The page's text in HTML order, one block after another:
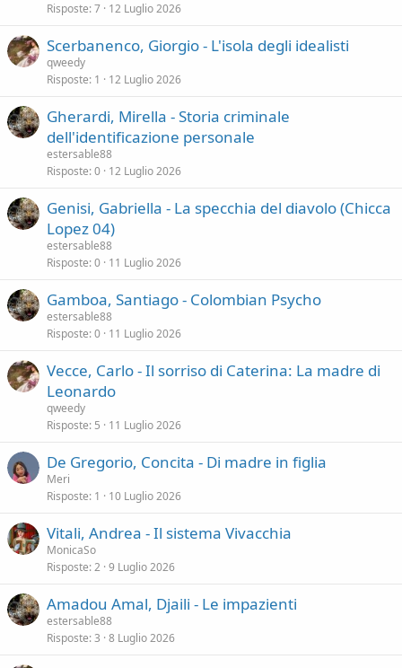
Risposte 7 12 Luglio 2026
Scerbanenco, Giorgio - L'isola degli idealisti
qweedy
Risposte 1 12 Luglio 2026
Gherardi, Mirella - Storia criminale
dell'identificazione personale
estersable88
Risposte 0 12 Luglio 2026
Genisi, Gabriella - La specchia del diavolo (Chicca
Lopez 04)
estersable88
Risposte 0 11 Luglio 2026
Gamboa, Santiago - Colombian Psycho
estersable88
Risposte 0 11 Luglio 2026
Vecce, Carlo - Il sorriso di Caterina: La madre di
Leonardo
qweedy
Risposte 5 11 Luglio 2026
De Gregorio, Concita - Di madre in figlia
Meri
Risposte 1 10 Luglio 2026
Vitali, Andrea - Il sistema Vivacchia
MonicaSo
Risposte 2 9 Luglio 2026
Amadou Amal, Djaili - Le impazienti
estersable88
Risposte 3 8 Luglio 2026